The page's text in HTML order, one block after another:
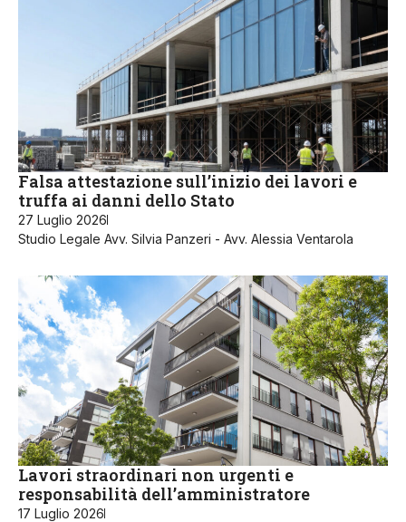
Falsa attestazione sull’inizio dei lavori e
truffa ai danni dello Stato
27 Luglio 2026
Studio Legale Avv. Silvia Panzeri - Avv. Alessia Ventarola
Lavori straordinari non urgenti e
responsabilità dell’amministratore
17 Luglio 2026